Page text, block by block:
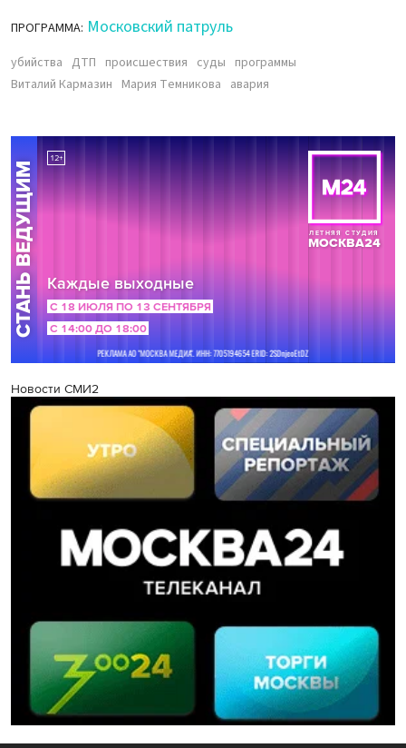
ПРОГРАММА: Московский патруль
убийства ДТП происшествия суды программы
Виталий Кармазин Мария Темникова авария
Новости СМИ2